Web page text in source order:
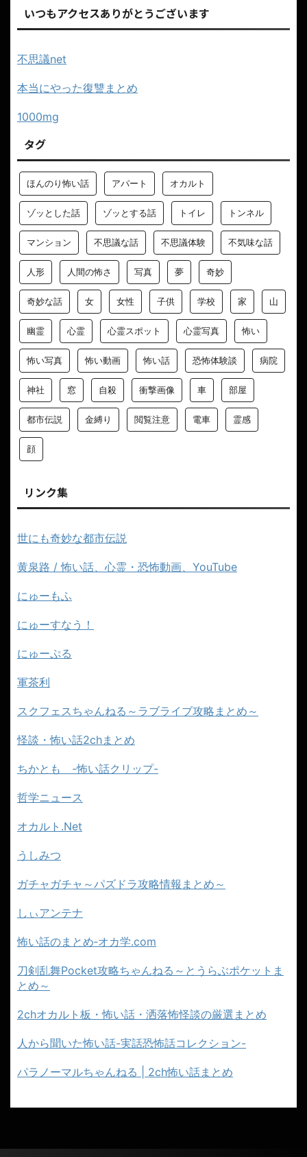
いつもアクセスありがとうございます
不思議net
本当にやった復讐まとめ
1000mg
タグ
ほんのり怖い話 アパート オカルト
ゾッとした話 ゾッとする話 トイレ トンネル
マンション 不思議な話 不思議体験 不気味な話
人形 人間の怖さ 写真 夢 奇妙
奇妙な話 女 女性 子供 学校 家 山
幽霊 心霊 心霊スポット 心霊写真 怖い
怖い写真 怖い動画 怖い話 恐怖体験談 病院
神社 窓 自殺 衝撃画像 車 部屋
都市伝説 金縛り 閲覧注意 電車 霊感
顔
リンク集
世にも奇妙な都市伝説
黄泉路 / 怖い話、心霊・恐怖動画、YouTube
にゅーもふ
にゅーすなう！
にゅーぷる
軍茶利
スクフェスちゃんねる～ラブライブ攻略まとめ～
怪談・怖い話2chまとめ
ちかとも -怖い話クリップ-
哲学ニュース
オカルト.Net
うしみつ
ガチャガチャ～パズドラ攻略情報まとめ～
しぃアンテナ
怖い話のまとめ‐オカ学.com
刀剣乱舞Pocket攻略ちゃんねる～とうらぶポケットま
とめ～
2chオカルト板・怖い話・洒落怖怪談の厳選まとめ
人から聞いた怖い話-実話恐怖話コレクション-
パラノーマルちゃんねる | 2ch怖い話まとめ